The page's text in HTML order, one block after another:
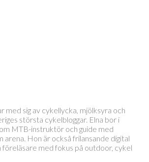
med sig av cykellycka, mjölksyra och
största cykelbloggar. Elna bor i
MTB-instruktör och guide med
Hon är också frilansande digital
med fokus på outdoor, cykel